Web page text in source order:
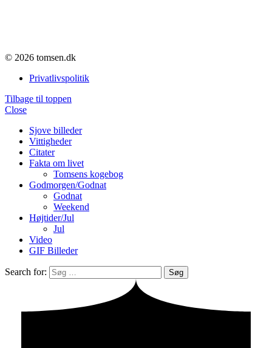
© 2026 tomsen.dk
Privatlivspolitik
Tilbage til toppen
Close
Sjove billeder
Vittigheder
Citater
Fakta om livet
Tomsens kogebog
Godmorgen/Godnat
Godnat
Weekend
Højtider/Jul
Jul
Video
GIF Billeder
Search for: Søg